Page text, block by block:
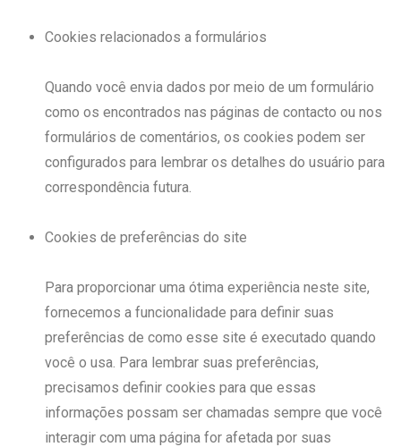
Cookies relacionados a formulários
Quando você envia dados por meio de um formulário
como os encontrados nas páginas de contacto ou nos
formulários de comentários, os cookies podem ser
configurados para lembrar os detalhes do usuário para
correspondência futura.
Cookies de preferências do site
Para proporcionar uma ótima experiência neste site,
fornecemos a funcionalidade para definir suas
preferências de como esse site é executado quando
você o usa. Para lembrar suas preferências,
precisamos definir cookies para que essas
informações possam ser chamadas sempre que você
interagir com uma página for afetada por suas